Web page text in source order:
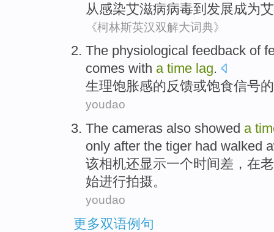
从感染艾滋病病毒到 发展成为
《柯林斯英汉双解大词典》
The physiological feedback of
comes with a time lag.
生理饱胀感的反馈或饱食信号的
youdao
The cameras also showed a
only after the tiger had walked
该相机还显示一个时间差 ，在
始进行拍摄。
youdao
更多双语例句